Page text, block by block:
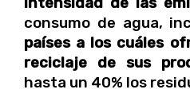
consumo de agua,
países a los cuáles
reciclaje de sus
hasta un 40% los